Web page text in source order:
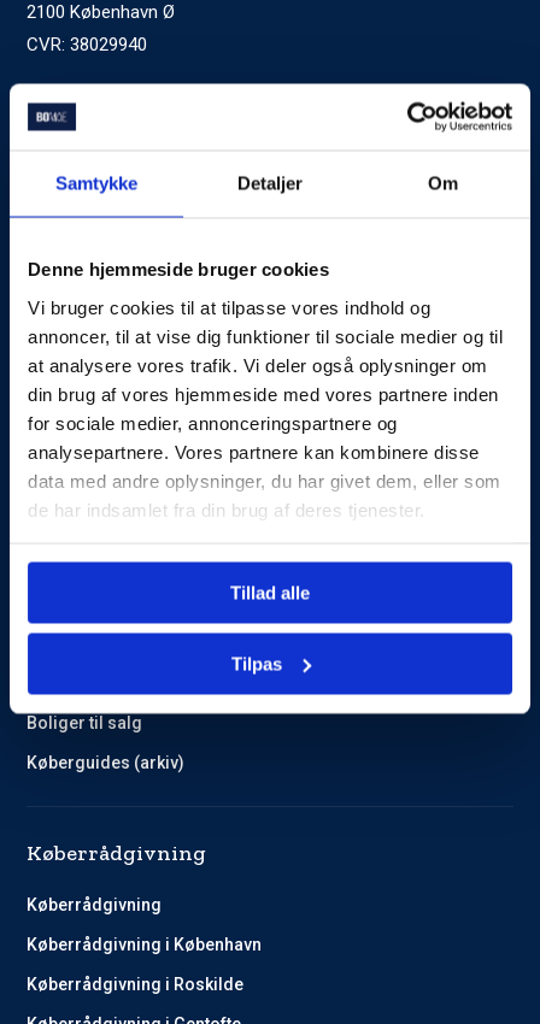
Samtykke Detaljer Om
Denne hjemmeside bruger cookies
Vi bruger cookies til at tilpasse vores indhold og
annoncer, til at vise dig funktioner til sociale medier og til
at analysere vores trafik. Vi deler også oplysninger om
din brug af vores hjemmeside med vores partnere inden
for sociale medier, annonceringspartnere og
analysepartnere. Vores partnere kan kombinere disse
data med andre oplysninger, du har givet dem, eller som
de har indsamlet fra din brug af deres tjenester.
Tillad alle
Tilpas
2100 København Ø
CVR: 38029940
Ved generelle henvendelser kontakt Bomae:
Tlf.72600400 , mandag til fredag 9:00-20:00
Om Bomae
Kontakt
Karriere
Mød Rådgiverne
Boliger til salg
Køberguides (arkiv)
Køberrådgivning
Køberrådgivning
Køberrådgivning i København
Køberrådgivning i Roskilde